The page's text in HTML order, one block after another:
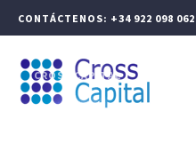
CONTÁCTENOS: +34 922 098 062
CROSS CAPITAL